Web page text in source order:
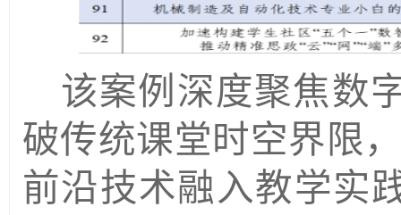
该案例深度聚焦数
破传统课堂时空界限
前沿技术融入教学实